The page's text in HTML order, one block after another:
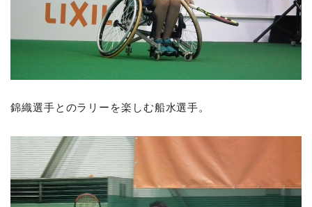
錦織選手とのラリーを楽しむ船水選手。